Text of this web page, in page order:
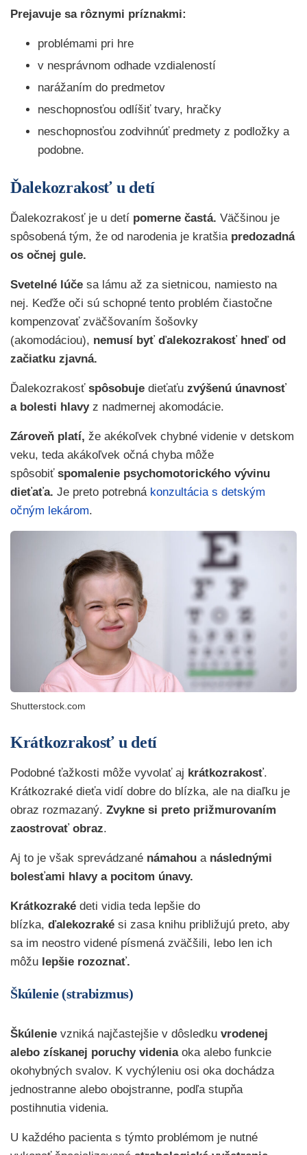
Prejavuje sa rôznymi príznakmi:
problémami pri hre
v nesprávnom odhade vzdialeností
narážaním do predmetov
neschopnosťou odlíšiť tvary, hračky
neschopnosťou zodvihnúť predmety z podložky a
podobne.
Ďalekozrakosť u detí
Ďalekozrakosť je u detí pomerne častá. Väčšinou je
spôsobená tým, že od narodenia je kratšia predozadná
os očnej gule.
Svetelné lúče sa lámu až za sietnicou, namiesto na
nej. Keďže oči sú schopné tento problém čiastočne
kompenzovať zväčšovaním šošovky
(akomodáciou), nemusí byť ďalekozrakosť hneď od
začiatku zjavná.
Ďalekozrakosť spôsobuje dieťaťu zvýšenú únavnosť
a bolesti hlavyz nadmernej akomodácie.
Zároveň platí, že akékoľvek chybné videnie v detskom
veku, teda akákoľvek očná chyba môže
spôsobiť spomalenie psychomotorického vývinu
dieťaťa. Je preto potrebná konzultácia s detským
očným lekárom.
Shutterstock.com
Krátkozrakosť u detí
Podobné ťažkosti môže vyvolať aj krátkozrakosť.
Krátkozraké dieťa vidí dobre do blízka, ale na diaľku je
obraz rozmazaný. Zvykne si preto prižmurovaním
zaostrovať obraz.
Aj to je však sprevádzané námahou a následnými
bolesťami hlavy a pocitom únavy.
Krátkozraké deti vidia teda lepšie do
blízka, ďalekozraké si zasa knihu približujú preto, aby
sa im neostro videné písmená zväčšili, lebo len ich
môžu lepšie rozoznať.
Škúlenie (strabizmus)
Škúlenie vzniká najčastejšie v dôsledku vrodenej
alebo získanej poruchy videniaoka alebo funkcie
okohybných svalov. K vychýleniu osi oka dochádza
jednostranne alebo obojstranne, podľa stupňa
postihnutia videnia.
U každého pacienta s týmto problémom je nutné